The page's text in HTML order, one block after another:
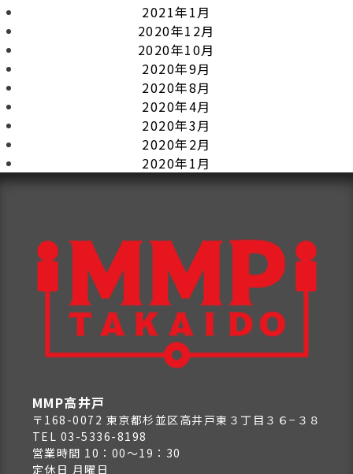
2021年1月
2020年12月
2020年10月
2020年9月
2020年8月
2020年4月
2020年3月
2020年2月
2020年1月
MMP高井戸
〒168-0072 東京都杉並区高井戸東３丁目３６−３８
TEL 03-5336-8198
営業時間 10：00～19：30
定休日 月曜日